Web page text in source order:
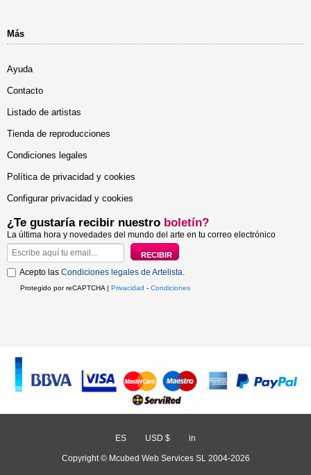
Más
Ayuda
Contacto
Listado de artistas
Tienda de reproducciones
Condiciones legales
Política de privacidad y cookies
Configurar privacidad y cookies
¿Te gustaría recibir nuestro boletín?
La última hora y novedades del mundo del arte en tu correo electrónico
Acepto las Condiciones legales de Artelista.
Protegido por reCAPTCHA | Privacidad - Condiciones
ES USD $ in
Copyright © Mcubed Web Services SL 2004-2026